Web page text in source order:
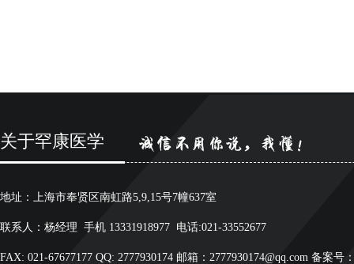
关于罕康医学
地址：上海市奉贤区南虹路5,9,15号7幢637室
联系人：杨经理 手机 13331918977 电话:021-33552677
FAX: 021-67677177 QQ: 2777930174 邮箱：2777930174@qq.com 备案号